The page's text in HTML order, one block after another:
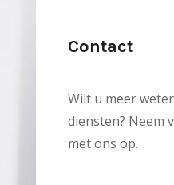
Contact
Wilt u meer
diensten? Neem
met ons op.